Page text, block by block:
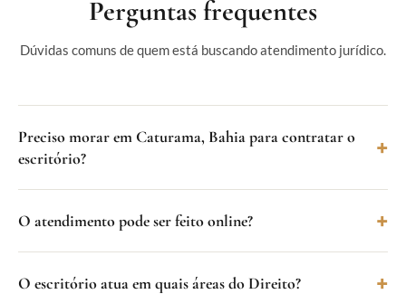
Perguntas frequentes
Dúvidas comuns de quem está buscando atendimento jurídico.
Preciso morar em Caturama, Bahia para contratar o
escritório?
O atendimento pode ser feito online?
O escritório atua em quais áreas do Direito?